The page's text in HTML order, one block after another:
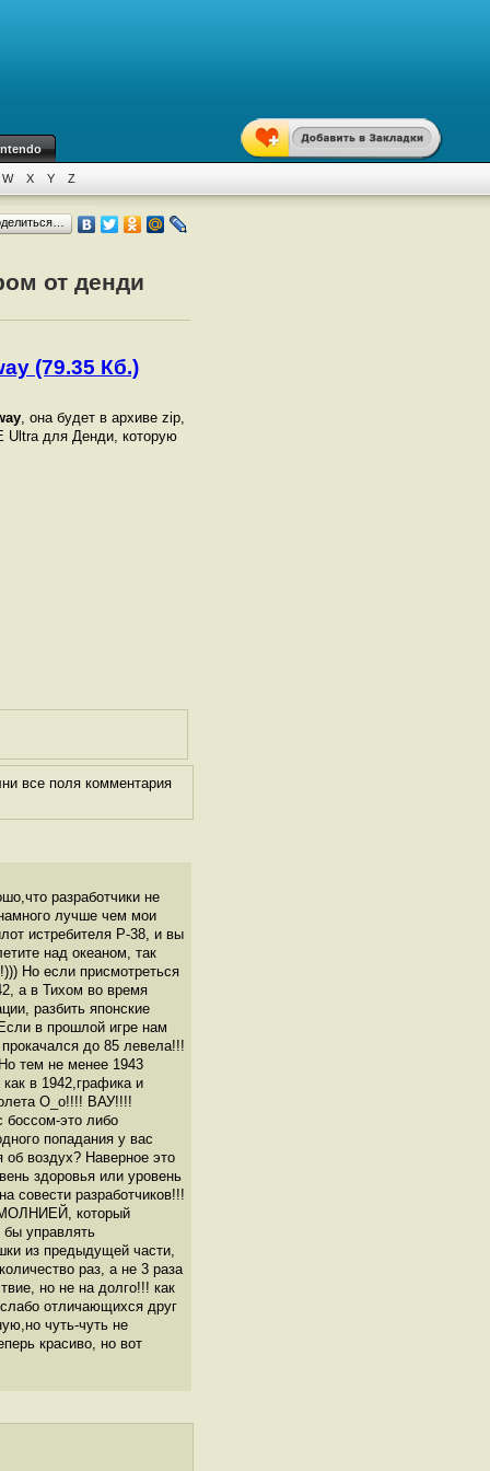
W X Y Z
от денди
(79.35 Кб.)
, она будет в архиве zip,
Ultra для Денди, которую
все поля комментария
разработчики не
лучше чем мои
истребителя Р-38, и вы
над океаном, так
Но если присмотреться
а в Тихом во время
разбить японские
в прошлой игре нам
до 85 левела!!!
тем не менее 1943
в 1942,графика и
О_о!!!! ВАУ!!!!
боссом-это либо
попадания у вас
воздух? Наверное это
здоровья или уровень
совести разработчиков!!!
МОЛНИЕЙ, который
управлять
из предыдущей части,
раз, а не 3 раза
но не на долго!!! как
отличающихся друг
чуть-чуть не
красиво, но вот